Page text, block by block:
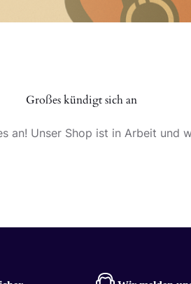
Großes kündigt sich an
an! Unser Shop ist in Arbeit und